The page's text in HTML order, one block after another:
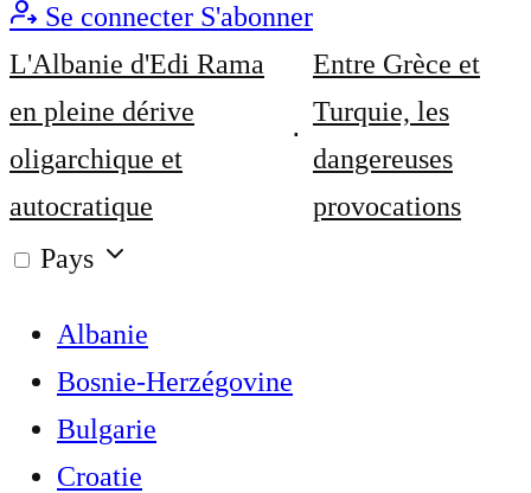
Se connecter S'abonner
L'Albanie d'Edi Rama
en pleine dérive
oligarchique et
autocratique
Entre Grèce et
Turquie, les
dangereuses
provocations
Pays
Albanie
Bosnie-Herzégovine
Bulgarie
Croatie